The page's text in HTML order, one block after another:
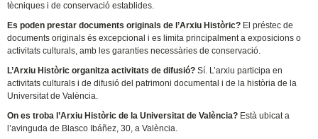
tècniques i de conservació establides.
Es poden prestar documents originals de l’Arxiu Històric? El préstec de
documents originals és excepcional i es limita principalment a exposicions o
activitats culturals, amb les garanties necessàries de conservació.
L’Arxiu Històric organitza activitats de difusió?Sí. L’arxiu participa en
activitats culturals i de difusió del patrimoni documental i de la història de la
Universitat de València.
On es troba l’Arxiu Històric de la Universitat de València? Està ubicat a
l’avinguda de Blasco Ibáñez, 30, a València.